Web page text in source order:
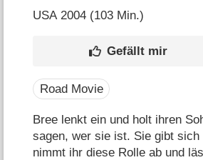
USA2004 (103 Min.)
Road Movie
Bree lenkt ein und holt ihren
sagen, wer sie ist. Sie gibt
nimmt ihr diese Rolle ab und